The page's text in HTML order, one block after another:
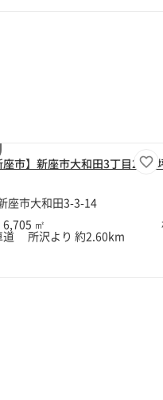
市】新座市大和田3丁目2028
座市大和田3-3-14
6,705 ㎡
道 所沢より 約2.60km